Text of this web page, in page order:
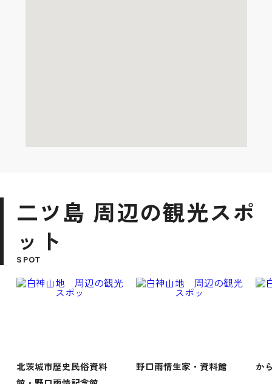
二ツ島 周辺の観光スポ
ット
SPOT
北茨城市歴史民俗資料
野口雨情生家・資料館 か